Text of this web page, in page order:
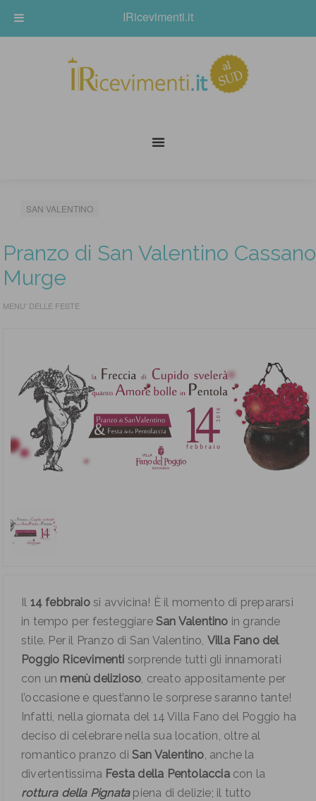
SAN VALENTINO
Pranzo di San Valentino Cassano
Murge
MENU' DELLE FESTE
Il 14 febbraiosi avvicina! È il momento di prepararsi
in tempo per festeggiare San Valentino in grande
stile. Per il Pranzo di San Valentino, Villa Fano del
Poggio Ricevimenti sorprende tutti gli innamorati
con un menù delizioso, creato appositamente per
l’occasione e quest’anno le sorprese saranno tante!
Infatti, nella giornata del 14 Villa Fano del Poggio ha
deciso di celebrare nella sua location, oltre al
romantico pranzo di San Valentino, anche la
divertentissima Festa della Pentolacciacon la
rottura della Pignatapiena di delizie; il tutto
IRicevimenti.it